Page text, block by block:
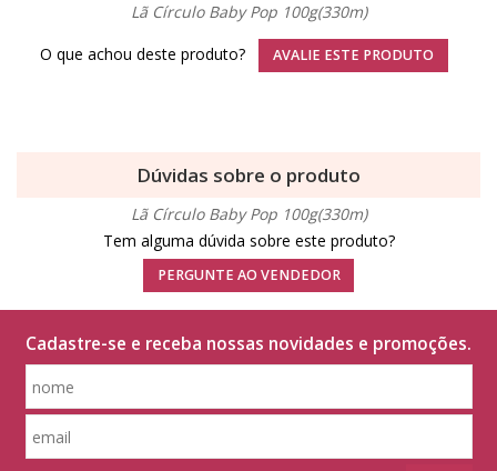
Lã Círculo Baby Pop 100g(330m)
O que achou deste produto?
AVALIE ESTE PRODUTO
Dúvidas sobre o produto
Lã Círculo Baby Pop 100g(330m)
Tem alguma dúvida sobre este produto?
PERGUNTE AO VENDEDOR
Cadastre-se e receba nossas novidades e promoções.